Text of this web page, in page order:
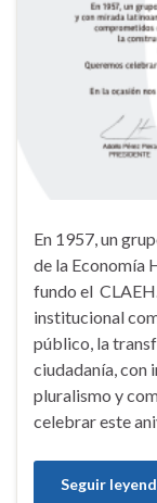
En 1957, un
de la Economía
fundo el
institucional
público, la
ciudadanía, con
pluralismo y
celebrar este
Seguir